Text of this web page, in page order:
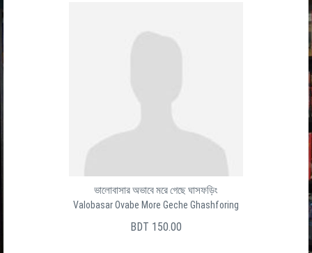
ভালোবাসার অভাবে মরে গেছে ঘাসফড়িং
Valobasar Ovabe More Geche Ghashforing
BDT 150.00